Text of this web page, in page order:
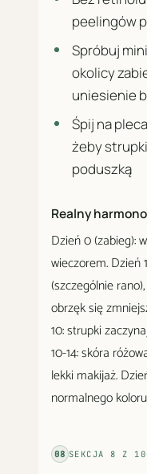
peelingów
Spróbuj
okolicy
uniesienie
Śpij na
żeby
poduszką
Realny
Dzień 0 (zabieg):
wieczorem. Dzień
(szczególnie
obrzęk się
10: strupki
10-14: skóra
lekki makijaż.
normalnego
08 SEKCJA 8 Z 10